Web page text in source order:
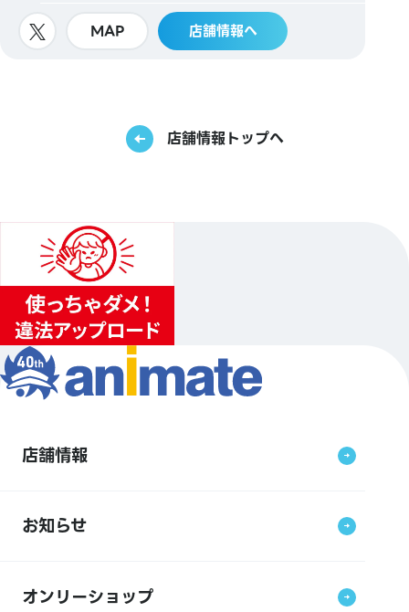
MAP 店舗情報へ
店舗情報トップへ
店舗情報
お知らせ
オンリーショップ